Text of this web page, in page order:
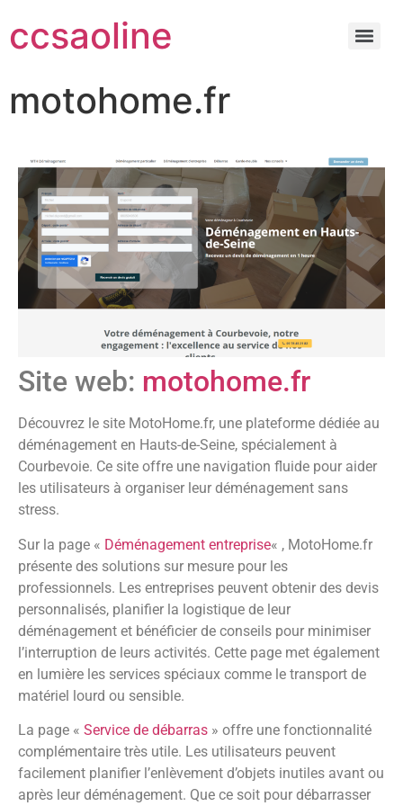
ccsaoline
motohome.fr
Site web: motohome.fr
Découvrez le site MotoHome.fr, une plateforme dédiée au
déménagement en Hauts-de-Seine, spécialement à
Courbevoie. Ce site offre une navigation fluide pour aider
les utilisateurs à organiser leur déménagement sans
stress.
Sur la page « Déménagement entreprise« , MotoHome.fr
présente des solutions sur mesure pour les
professionnels. Les entreprises peuvent obtenir des devis
personnalisés, planifier la logistique de leur
déménagement et bénéficier de conseils pour minimiser
l’interruption de leurs activités. Cette page met également
en lumière les services spéciaux comme le transport de
matériel lourd ou sensible.
La page « Service de débarras » offre une fonctionnalité
complémentaire très utile. Les utilisateurs peuvent
facilement planifier l’enlèvement d’objets inutiles avant ou
après leur déménagement. Que ce soit pour débarrasser